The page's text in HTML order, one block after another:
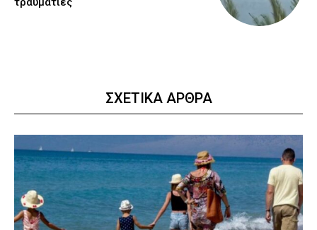
ΣΧΕΤΙΚΑ ΑΡΘΡΑ